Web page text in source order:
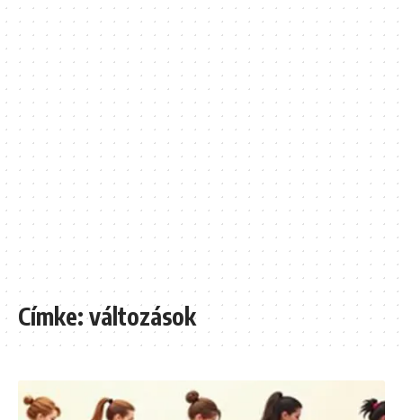
Címke:változások